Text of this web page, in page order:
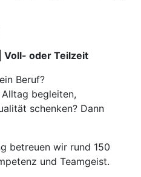
Voll- oder Teilzeit
Beruf?
begleiten,
schenken? Dann
betreuen wir rund 150
und Teamgeist.